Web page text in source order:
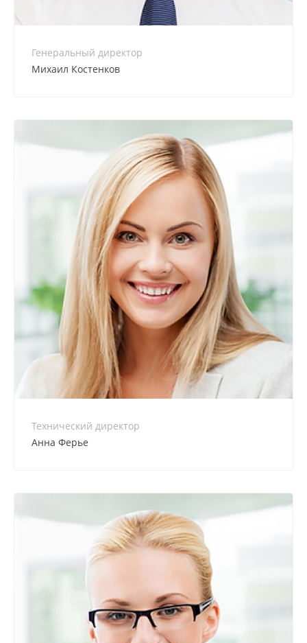
Генеральный директор
Михаил Костенков
no-reply@intecweb.ru
Технический директор
Анна Ферье
+7 800 900-80-90
no-reply@intecweb.ru